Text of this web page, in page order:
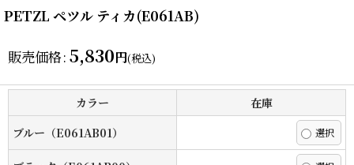
PETZL ペツル ティカ(E061AB)
販売価格: 5,830円(税込)
カラー
在庫
ブルー（E061AB01）